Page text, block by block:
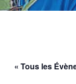
« Tous les